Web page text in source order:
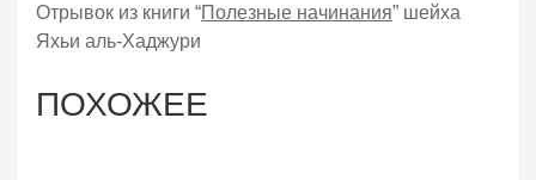
Отрывок из книги “Полезные начинания” шейха
Яхьи аль-Хаджури
ПОХОЖЕЕ